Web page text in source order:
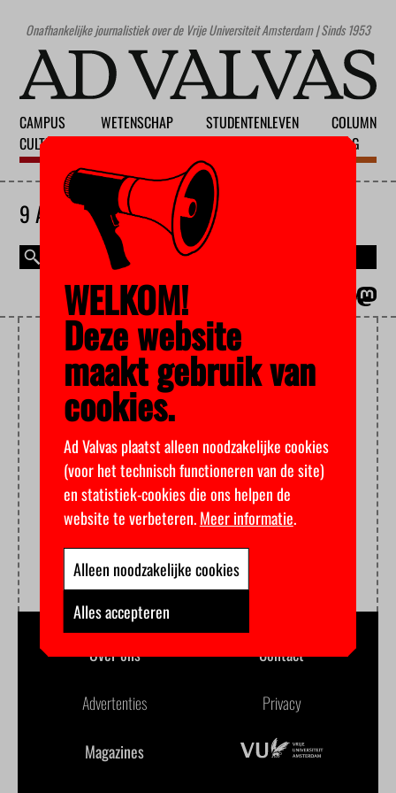
Onafhankelijke journalistiek over de Vrije Universiteit Amsterdam | Sinds 1953
CAMPUS
CULTUUR
WETENSCHAP
STUDENTENLEVEN
COLUMN
BLOG
9 AUGUSTUS 2026
ANNELIES VERBEKE
Over ons Contact
Advertenties Privacy
Magazines
WELKOM!
Deze website
maakt gebruik van
cookies.
Ad Valvas plaatst alleen noodzakelijke cookies
(voor het technisch functioneren van de site)
en statistiek-cookies die ons helpen de
website te verbeteren.Meer informatie.
Alleen noodzakelijke cookies
Alles accepteren